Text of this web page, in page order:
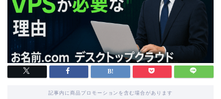
記事内に商品プロモーションを含む場合があります